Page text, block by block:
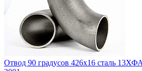
Отвод 90 градусов 426х16 сталь